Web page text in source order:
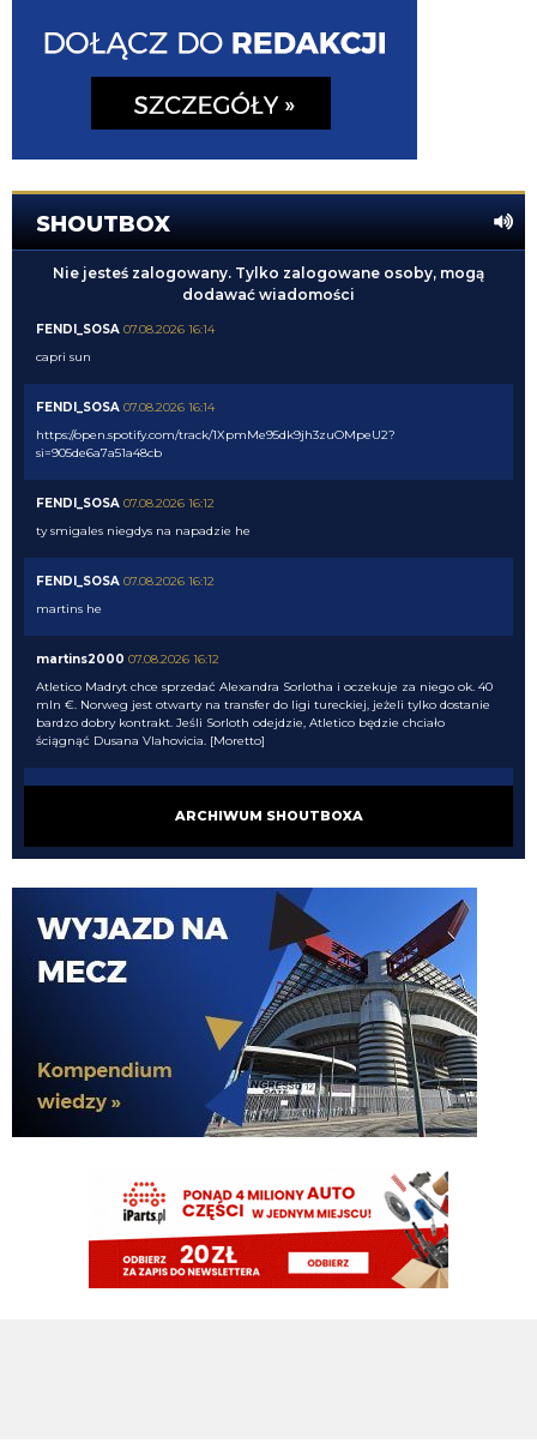
SHOUTBOX
Nie jesteś zalogowany. Tylko zalogowane osoby, mogą
dodawać wiadomości
FENDI_SOSA 07.08.2026 16:14
capri sun
FENDI_SOSA 07.08.2026 16:14
https://open.spotify.com/track/1XpmMe95dk9jh3zuOMpeU2?
si=905de6a7a51a48cb
FENDI_SOSA 07.08.2026 16:12
ty smigales niegdys na napadzie he
FENDI_SOSA 07.08.2026 16:12
martins he
martins2000 07.08.2026 16:12
Atletico Madryt chce sprzedać Alexandra Sorlotha i oczekuje za niego ok. 40
mln €. Norweg jest otwarty na transfer do ligi tureckiej, jeżeli tylko dostanie
bardzo dobry kontrakt. Jeśli Sorloth odejdzie, Atletico będzie chciało
ściągnąć Dusana Vlahovicia. [Moretto]
FENDI_SOSA 07.08.2026 16:10
FENDI_SOSA
07.08.2026 16:09
u he jutro z gadami z j?!
07.08.2026 16:09
Prawdopodobny skład na jutrzejszy sparing z Interem (Sky): Di Gregorio -
Kalulu, Bremer, Koopmeiners, Cambiaso - Locatelli Douglas Luiz -
Alajbegović, McKennie, Conceicao - David
FENDI_SOSA 07.08.2026 16:09
07.08.2026 16:09
nerra co tam he
ARCHIWUM SHOUTBOXA